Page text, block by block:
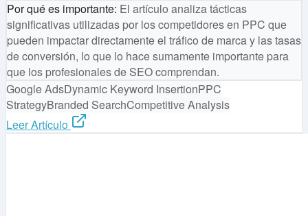
Por qué es importante: El artículo analiza tácticas
significativas utilizadas por los competidores en PPC que
pueden impactar directamente el tráfico de marca y las tasas
de conversión, lo que lo hace sumamente importante para
que los profesionales de SEO comprendan.
Google AdsDynamic Keyword InsertionPPC
StrategyBranded SearchCompetitive Analysis
Leer Artículo